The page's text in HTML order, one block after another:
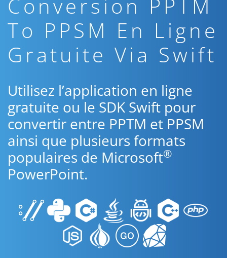
Conversion PPTM
To PPSM En Ligne
Gratuite Via Swift
Utilisez l’application en ligne
gratuite ou le SDK Swift pour
convertir entre PPTM et PPSM
ainsi que plusieurs formats
populaires de Microsoft®
PowerPoint.